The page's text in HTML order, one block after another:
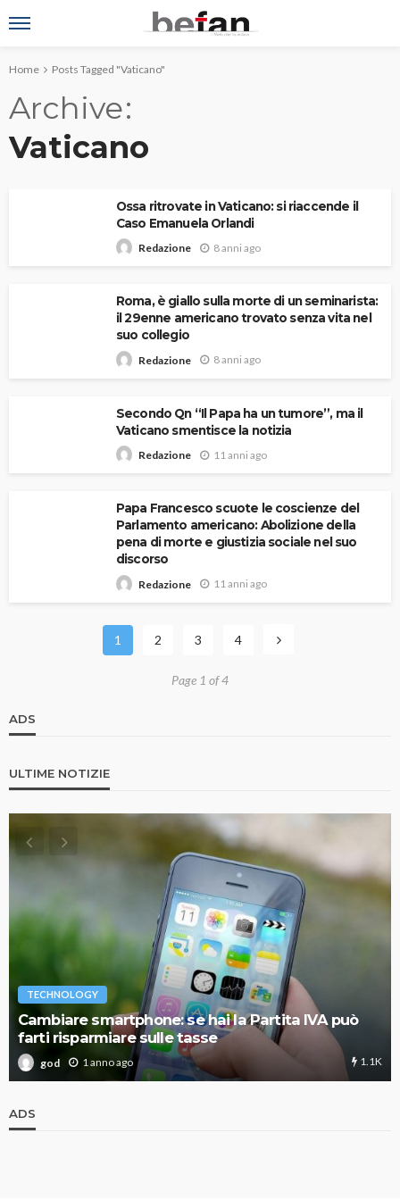
Home Posts Tagged "Vaticano"
Archive
Vaticano
Ossa ritrovate in Vaticano: si riaccende il
Caso Emanuela Orlandi
Redazione 8 anni ago
Roma, è giallo sulla morte di un seminarista:
il 29enne americano trovato senza vita nel
suo collegio
Redazione 8 anni ago
Secondo Qn “Il Papa ha un tumore”, ma il
Vaticano smentisce la notizia
Redazione 11 anni ago
Papa Francesco scuote le coscienze del
Parlamento americano: Abolizione della
pena di morte e giustizia sociale nel suo
discorso
Redazione 11 anni ago
1 2 3 4
Page 1 of 4
ADS
ULTIME NOTIZIE
TECHNOLOGY
Cambiare smartphone: se hai la Partita IVA può
farti risparmiare sulle tasse
god 1 anno ago 1.1K
ADS